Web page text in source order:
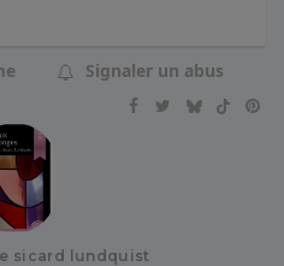
Signaler un abus
sicard lundquist